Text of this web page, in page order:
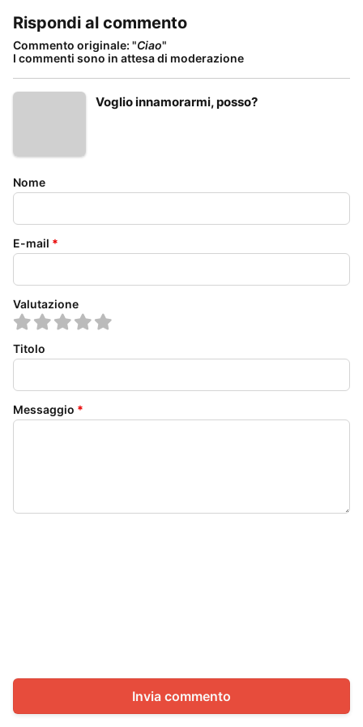
Rispondi al commento
Commento originale: "Ciao"
I commenti sono in attesa di moderazione
Voglio innamorarmi, posso?
Nome
E-mail *
Valutazione
Titolo
Messaggio *
Invia commento